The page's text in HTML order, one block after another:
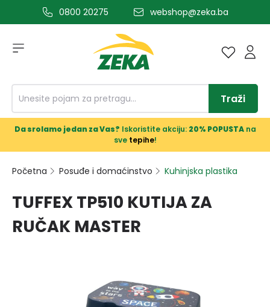
glavni sadržaj0800 20275 webshop@zeka.ba
Traži
Da srolamo jedan za Vas? Iskoristite akciju: 20% POPUSTAna
sve tepihe!
Početna Posuđe i domaćinstvo Kuhinjska plastika
TUFFEX TP510 KUTIJA ZA
RUČAK MASTER